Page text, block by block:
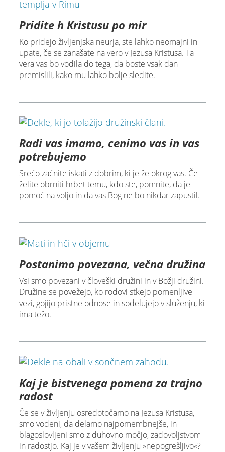
Pridite h Kristusu po mir
Ko pridejo življenjska neurja, ste lahko neomajni in
upate, če se zanašate na vero v Jezusa Kristusa. Ta
vera vas bo vodila do tega, da boste vsak dan
premislili, kako mu lahko bolje sledite.
Radi vas imamo, cenimo vas in vas
potrebujemo
Srečo začnite iskati z dobrim, ki je že okrog vas. Če
želite obrniti hrbet temu, kdo ste, pomnite, da je
pomoč na voljo in da vas Bog ne bo nikdar zapustil.
Postanimo povezana, večna družina
Vsi smo povezani v človeški družini in v Božji družini.
Družine se povežejo, ko rodovi stkejo pomenljive
vezi, gojijo pristne odnose in sodelujejo v služenju, ki
ima težo.
Kaj je bistvenega pomena za trajno
radost
Če se v življenju osredotočamo na Jezusa Kristusa,
smo vodeni, da delamo najpomembnejše, in
blagoslovljeni smo z duhovno močjo, zadovoljstvom
in radostjo. Kaj je v vašem življenju »nepogrešljivo«?